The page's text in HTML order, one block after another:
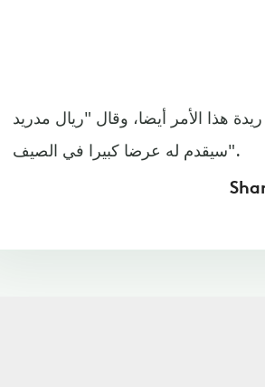
هذا الأمر أيضا، وقال "ريال مدريد
سيقدم له عرضا كبيرا في الصيف".